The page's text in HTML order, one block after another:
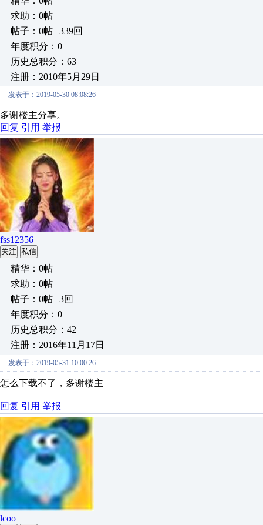
求助：0帖
帖子：0帖 | 339回
年度积分：0
历史总积分：63
注册：2010年5月29日
发表于：2019-05-30 08:08:26
多谢楼主分享。
回复 引用 举报
fss12356
关注 私信
精华：0帖
求助：0帖
帖子：0帖 | 3回
年度积分：0
历史总积分：42
注册：2016年11月17日
发表于：2019-05-31 10:00:26
怎么下载不了，多谢楼主
回复 引用 举报
lcoo